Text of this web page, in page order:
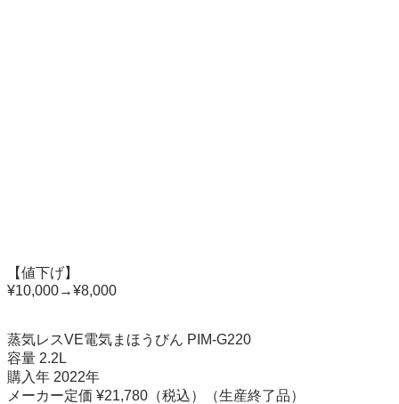
【値下げ】
¥10,000→¥8,000
蒸気レスVE電気まほうびん PIM-G220
容量 2.2L
購入年 2022年
メーカー定価 ¥21,780（税込）（生産終了品）